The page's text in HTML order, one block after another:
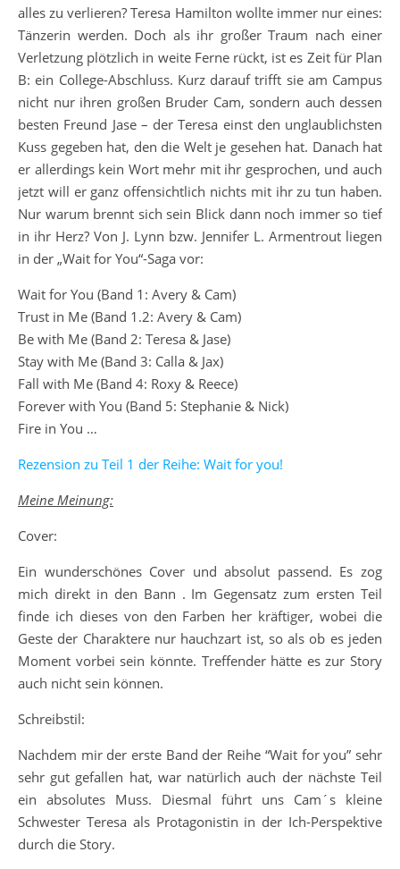
alles zu verlieren? Teresa Hamilton wollte immer nur eines:
Tänzerin werden. Doch als ihr großer Traum nach einer
Verletzung plötzlich in weite Ferne rückt, ist es Zeit für Plan
B: ein College-Abschluss. Kurz darauf trifft sie am Campus
nicht nur ihren großen Bruder Cam, sondern auch dessen
besten Freund Jase – der Teresa einst den unglaublichsten
Kuss gegeben hat, den die Welt je gesehen hat. Danach hat
er allerdings kein Wort mehr mit ihr gesprochen, und auch
jetzt will er ganz offensichtlich nichts mit ihr zu tun haben.
Nur warum brennt sich sein Blick dann noch immer so tief
in ihr Herz? Von J. Lynn bzw. Jennifer L. Armentrout liegen
in der „Wait for You“-Saga vor:
Wait for You (Band 1: Avery & Cam)
Trust in Me (Band 1.2: Avery & Cam)
Be with Me (Band 2: Teresa & Jase)
Stay with Me (Band 3: Calla & Jax)
Fall with Me (Band 4: Roxy & Reece)
Forever with You (Band 5: Stephanie & Nick)
Fire in You …
Rezension zu Teil 1 der Reihe: Wait for you!
Meine Meinung:
Cover:
Ein wunderschönes Cover und absolut passend. Es zog
mich direkt in den Bann . Im Gegensatz zum ersten Teil
finde ich dieses von den Farben her kräftiger, wobei die
Geste der Charaktere nur hauchzart ist, so als ob es jeden
Moment vorbei sein könnte. Treffender hätte es zur Story
auch nicht sein können.
Schreibstil:
Nachdem mir der erste Band der Reihe “Wait for you” sehr
sehr gut gefallen hat, war natürlich auch der nächste Teil
ein absolutes Muss. Diesmal führt uns Cam´s kleine
Schwester Teresa als Protagonistin in der Ich-Perspektive
durch die Story.